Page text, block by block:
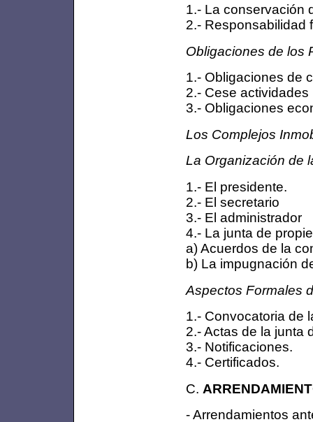
1.- La conservación
2.- Responsabilidad
Obligaciones de los
1.- Obligaciones de
2.- Cese actividades
3.- Obligaciones
Los Complejos
La Organización de
1.- El presidente.
2.- El secretario
3.- El administrador
4.- La junta de
a) Acuerdos de la
b) La impugnación
Aspectos Formales
1.- Convocatoria de
2.- Actas de la junta
3.- Notificaciones.
4.- Certificados.
C.
- Arrendamientos